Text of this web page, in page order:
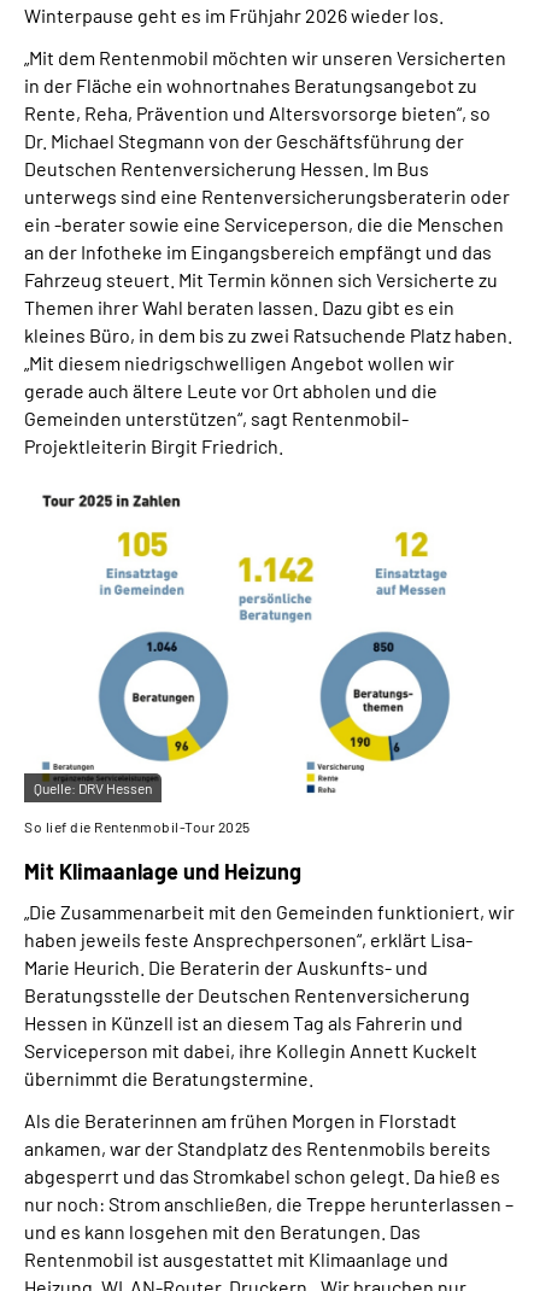
Winterpause geht es im Frühjahr 2026 wieder los.
„Mit dem Rentenmobil möchten wir unseren Versicherten
in der Fläche ein wohnortnahes Beratungsangebot zu
Rente, Reha, Prävention und Altersvorsorge bieten“, so
Dr. Michael Stegmann von der Geschäftsführung der
Deutschen Rentenversicherung Hessen. Im Bus
unterwegs sind eine Rentenversicherungsberaterin oder
ein -berater sowie eine Serviceperson, die die Menschen
an der Infotheke im Eingangsbereich empfängt und das
Fahrzeug steuert. Mit Termin können sich Versicherte zu
Themen ihrer Wahl beraten lassen. Dazu gibt es ein
kleines Büro, in dem bis zu zwei Ratsuchende Platz haben.
„Mit diesem niedrigschwelligen Angebot wollen wir
gerade auch ältere Leute vor Ort abholen und die
Gemeinden unterstützen“, sagt Rentenmobil-
Projektleiterin Birgit Friedrich.
Quelle: DRV Hessen
So lief die Rentenmobil-Tour 2025
Mit Klimaanlage und Heizung
„Die Zusammenarbeit mit den Gemeinden funktioniert, wir
haben jeweils feste Ansprechpersonen“, erklärt Lisa-
Marie Heurich. Die Beraterin der Auskunfts- und
Beratungsstelle der Deutschen Rentenversicherung
Hessen in Künzell ist an diesem Tag als Fahrerin und
Serviceperson mit dabei, ihre Kollegin Annett Kuckelt
übernimmt die Beratungstermine.
Als die Beraterinnen am frühen Morgen in Florstadt
ankamen, war der Standplatz des Rentenmobils bereits
abgesperrt und das Stromkabel schon gelegt. Da hieß es
nur noch: Strom anschließen, die Treppe herunterlassen –
und es kann losgehen mit den Beratungen. Das
Rentenmobil ist ausgestattet mit Klimaanlage und